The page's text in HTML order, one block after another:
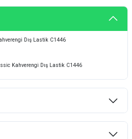
Dış Lastik C1446
Kahverengi Dış Lastik C1446